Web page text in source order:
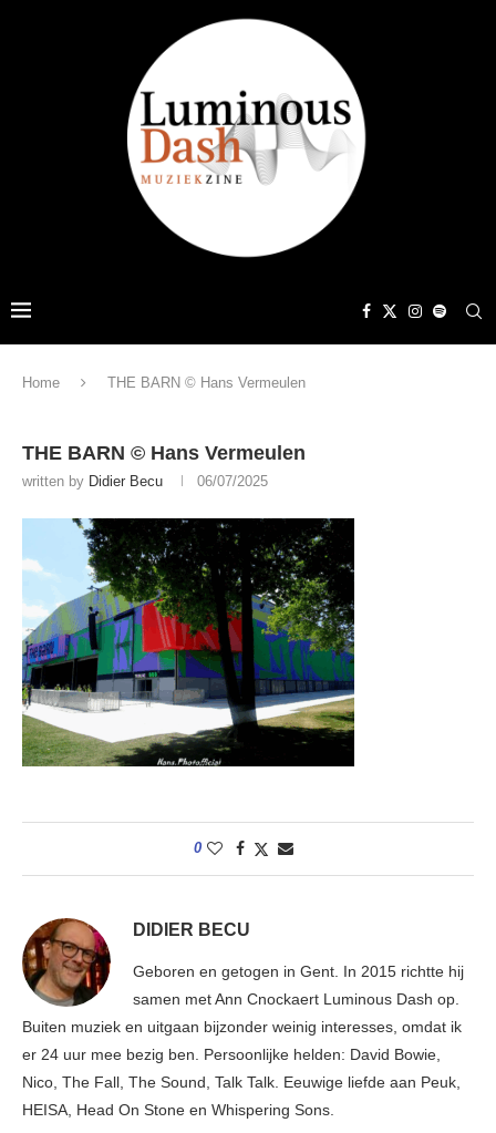
Home THE BARN © Hans Vermeulen
THE BARN © Hans Vermeulen
written by Didier Becu 06/07/2025
0
DIDIER BECU
Geboren en getogen in Gent. In 2015 richtte hij
samen met Ann Cnockaert Luminous Dash op.
Buiten muziek en uitgaan bijzonder weinig interesses, omdat ik
er 24 uur mee bezig ben. Persoonlijke helden: David Bowie,
Nico, The Fall, The Sound, Talk Talk. Eeuwige liefde aan Peuk,
HEISA, Head On Stone en Whispering Sons.